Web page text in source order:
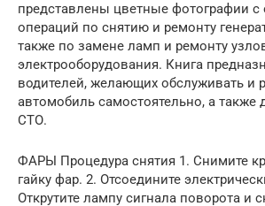
представлены цветные фотографии с
операций по снятию и ремонту
также по замене ламп и ремонту
электрооборудования. Книга
водителей, желающих обслуживать и
автомобиль самостоятельно, а также
СТО.
ФАРЫ Процедура снятия 1. Снимите
гайку фар. 2. Отсоедините
Открутите лампу сигнала поворота и